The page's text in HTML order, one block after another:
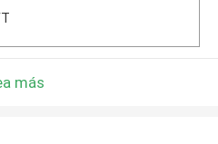
más